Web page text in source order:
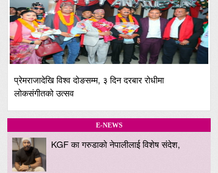
प्रेमराजादेखि विश्व दोङसम्म, ३ दिन दरबार रोधीमा
लोकसंगीतको उत्सव
E-NEWS
KGF का गरुडाको नेपालीलाई विशेष संदेश,